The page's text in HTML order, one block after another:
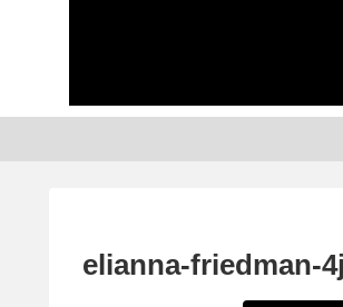
elianna-friedman-